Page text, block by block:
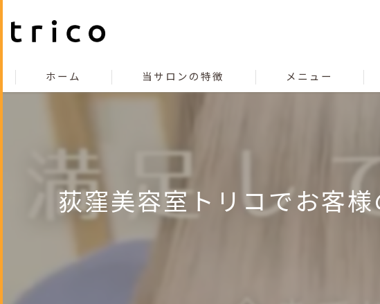
ホーム 当サロンの特徴
コンセプト
メニュー
荻窪美容室トリコでお客